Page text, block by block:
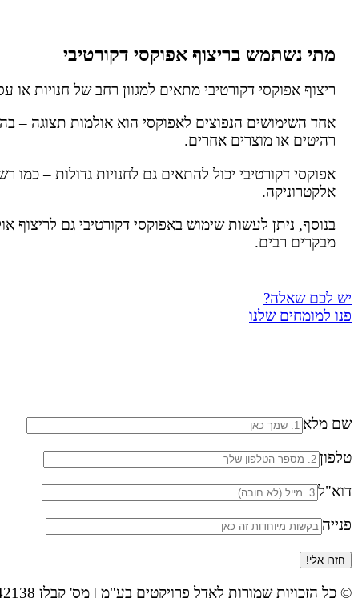
מתי נשתמש בריצוף אפוקסי דקורטיבי
ריצוף אפוקסי דקורטיבי מתאים למגוון רחב של חנויות או
אחד השימושים הנפוצים לאפוקסי הוא אולמות תצוגה –
רהיטים או מוצרים אחרים.
אפוקסי דקורטיבי יכול להתאים גם לחנויות גדולות – כמו
אלקטרוניקה.
בנוסף, ניתן לעשות שימוש באפוקסי דקורטיבי גם לריצוף
מבקרים רבים.
יש לכם שאלה?
פנו למומחים שלנו
שם מלא
טלפון
דוא"ל
פנייה
© כל הזכויות שמורות לאדל פרויקטים בע"מ | מס' קבלן 42138